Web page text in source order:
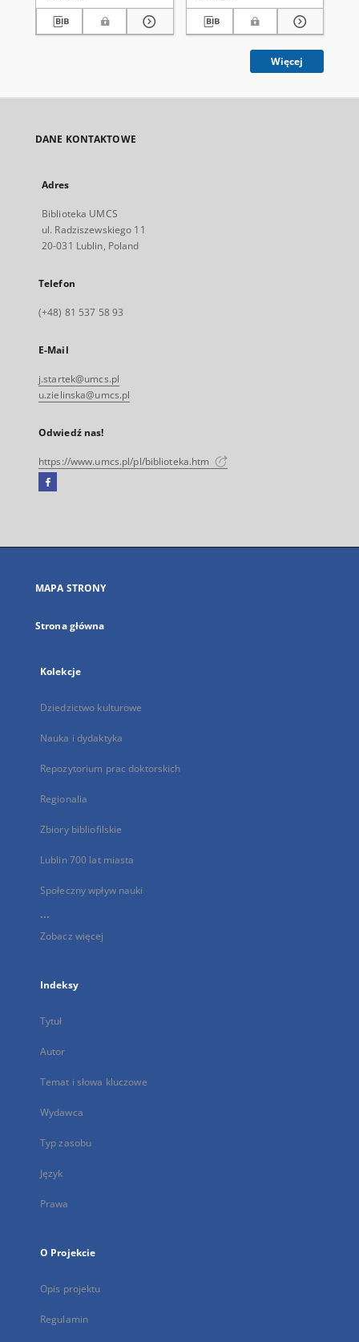
Więcej
DANE KONTAKTOWE
Adres
Biblioteka UMCS
ul. Radziszewskiego 11
20-031 Lublin, Poland
Telefon
(+48) 81 537 58 93
E-Mail
j.startek@umcs.pl
u.zielinska@umcs.pl
Odwiedź nas!
https://www.umcs.pl/pl/biblioteka.htm
Facebook
się
karcie
MAPA STRONY
Strona główna
Kolekcje
Dziedzictwo kulturowe
Nauka i dydaktyka
Repozytorium prac doktorskich
Regionalia
Zbiory bibliofilskie
Lublin 700 lat miasta
Społeczny wpływ nauki
...
Zobacz więcej
Indeksy
Tytuł
Autor
Temat i słowa kluczowe
Wydawca
Typ zasobu
Język
Prawa
O Projekcie
Opis projektu
Regulamin